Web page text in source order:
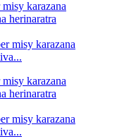
misy karazana
misy karazana